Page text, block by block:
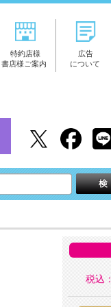
特約店様
書店様ご案内
広告
について
税込：